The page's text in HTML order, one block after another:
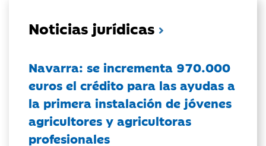
Noticias jurídicas
Navarra: se incrementa 970.000
euros el crédito para las ayudas a
la primera instalación de jóvenes
agricultores y agricultoras
profesionales